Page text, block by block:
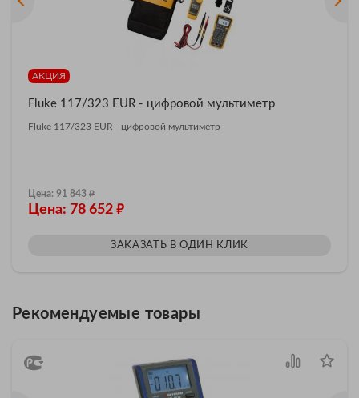
АКЦИЯ
Fluke 117/323 EUR - цифровой мультиметр
Fluke 117/323 EUR - цифровой мультиметр
Цена: 91 843₽
Цена: 78 652 ₽
ЗАКАЗАТЬ В ОДИН КЛИК
Рекомендуемые товары